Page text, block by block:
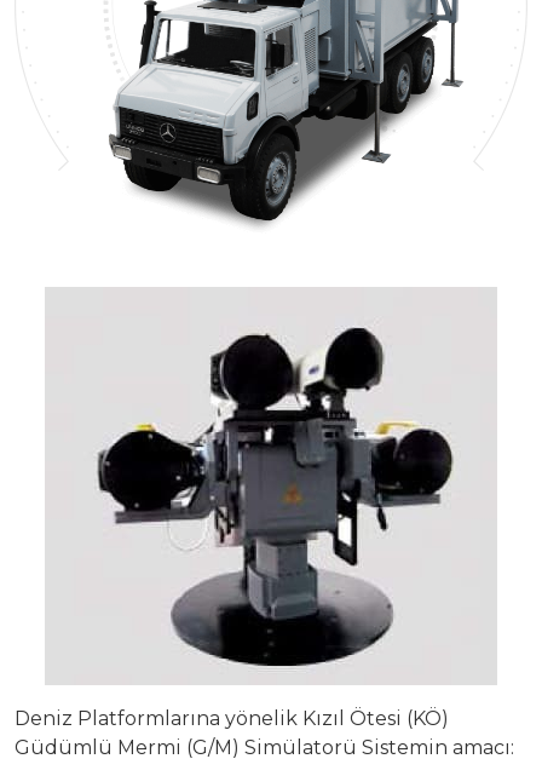
Üretim Programları
Şirket Bilgileri
Halka Arz
Özel Durum Açıklamaları
Kurumsal Yönetim
Hisse Künye Bilgileri
İletişim Bilgileri
Yatırımcı Sunumu
Kariyer
Bize Ulaşın
Deniz Platformlarına yönelik Kızıl Ötesi (KÖ)
Güdümlü Mermi (G/M) Simülatorü Sistemin amacı: